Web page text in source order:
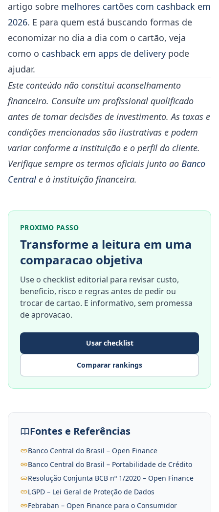
artigo sobre melhores cartões com cashback em
2026. E para quem está buscando formas de
economizar no dia a dia com o cartão, veja
como o cashback em apps de delivery pode
ajudar.
Este conteúdo não constitui aconselhamento
financeiro. Consulte um profissional qualificado
antes de tomar decisões de investimento. As taxas e
condições mencionadas são ilustrativas e podem
variar conforme a instituição e o perfil do cliente.
Verifique sempre os termos oficiais junto ao Banco
Central e à instituição financeira.
PROXIMO PASSO
Transforme a leitura em uma
comparacao objetiva
Use o checklist editorial para revisar custo,
beneficio, risco e regras antes de pedir ou
trocar de cartao. E informativo, sem promessa
de aprovacao.
Usar checklist
Comparar rankings
Fontes e Referências
Banco Central do Brasil – Open Finance
Banco Central do Brasil – Portabilidade de Crédito
Resolução Conjunta BCB nº 1/2020 – Open Finance
LGPD – Lei Geral de Proteção de Dados
Febraban – Open Finance para o Consumidor